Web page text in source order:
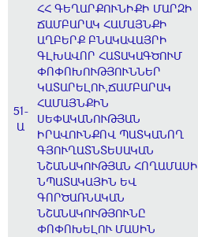
51-
Ա
ՀՀ ԳԵՂԱՐՔՈՒՆԻՔԻ ՄԱՐԶԻ
ՃԱՄԲԱՐԱԿ ՀԱՄԱՅՆՔԻ
ԱՂԲԵՐՔ ԲՆԱԿԱՎԱՅՐԻ
ԳԼԽԱՎՈՐ ՀԱՏԱԿԱԳԾՈՒՄ
ՓՈՓՈԽՈՒԹՅՈՒՆՆԵՐ
ԿԱՏԱՐԵԼՈՒ,ՃԱՄԲԱՐԱԿ
ՀԱՄԱՅՆՔԻՆ
ՍԵՓԱԿԱՆՈՒԹՅԱՆ
ԻՐԱՎՈՒՆՔՈՎ ՊԱՏԿԱՆՈՂ
ԳՅՈՒՂԱՏՆՏԵՍԱԿԱՆ
ՆՇԱՆԱԿՈՒԹՅԱՆ ՀՈՂԱՄԱՍԻ
ՆՊԱՏԱԿԱՅԻՆ ԵՎ
ԳՈՐԾԱՌՆԱԿԱՆ
ՆՇԱՆԱԿՈՒԹՅՈՒՆԸ
ՓՈՓՈԽԵԼՈՒ ՄԱՍԻՆ